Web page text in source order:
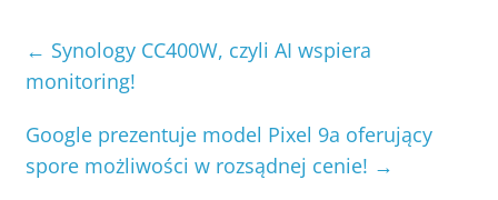
← Synology CC400W, czyli AI wspiera
monitoring!
Google prezentuje model Pixel 9a oferujący
spore możliwości w rozsądnej cenie! →